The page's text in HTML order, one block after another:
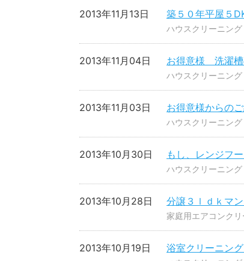
築５０年平屋５
2013年11月13日
ハウスクリーニング
お得意様 洗濯槽
2013年11月04日
ハウスクリーニング
お得意様からの
2013年11月03日
ハウスクリーニング
もし、レンジフ
2013年10月30日
ハウスクリーニング
分譲３ｌｄｋマ
2013年10月28日
家庭用エアコンク
浴室クリーニン
2013年10月19日